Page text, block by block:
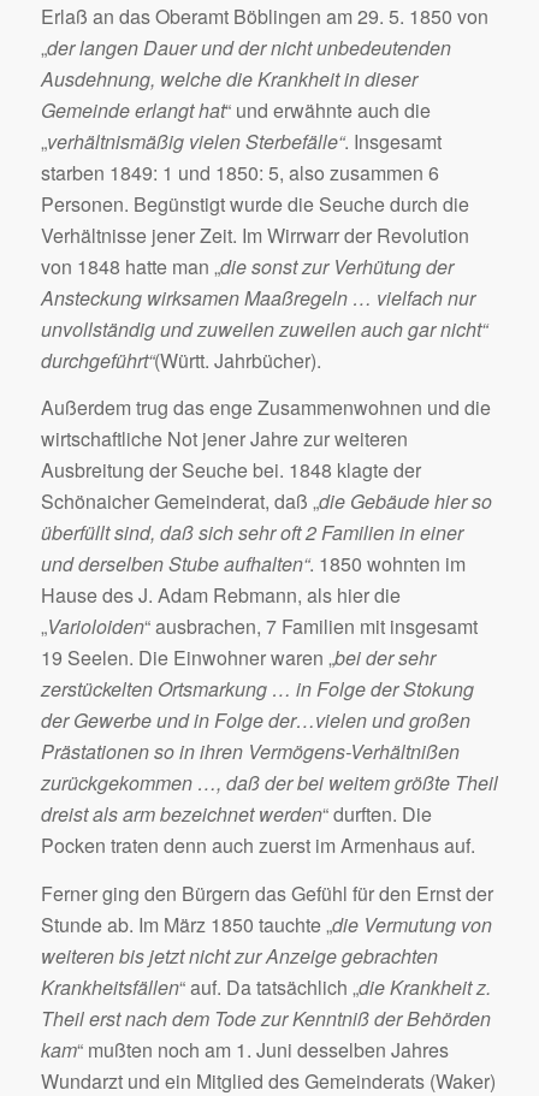
Erlaß an das Oberamt Böblingen am 29. 5. 1850 von
„der langen Dauer und der nicht unbedeutenden
Ausdehnung, welche die Krankheit in dieser
Gemeinde erlangt hat“ und erwähnte auch die
„verhältnismäßig vielen Sterbefälle“. Insgesamt
starben 1849: 1 und 1850: 5, also zusammen 6
Personen. Begünstigt wurde die Seuche durch die
Verhältnisse jener Zeit. Im Wirrwarr der Revolution
von 1848 hatte man „die sonst zur Verhütung der
Ansteckung wirksamen Maaßregeln … vielfach nur
unvollständig und zuweilen zuweilen auch gar nicht“
durchgeführt“(Württ. Jahrbücher).
Außerdem trug das enge Zusammenwohnen und die
wirtschaftliche Not jener Jahre zur weiteren
Ausbreitung der Seuche bei. 1848 klagte der
Schönaicher Gemeinderat, daß „die Gebäude hier so
überfüllt sind, daß sich sehr oft 2 Familien in einer
und derselben Stube aufhalten“. 1850 wohnten im
Hause des J. Adam Rebmann, als hier die
„Varioloiden“ ausbrachen, 7 Familien mit insgesamt
19 Seelen. Die Einwohner waren „bei der sehr
zerstückelten Ortsmarkung … in Folge der Stokung
der Gewerbe und in Folge der…vielen und großen
Prästationen so in ihren Vermögens-Verhältnißen
zurückgekommen …, daß der bei weitem größte Theil
dreist als arm bezeichnet werden“ durften. Die
Pocken traten denn auch zuerst im Armenhaus auf.
Ferner ging den Bürgern das Gefühl für den Ernst der
Stunde ab. Im März 1850 tauchte „die Vermutung von
weiteren bis jetzt nicht zur Anzeige gebrachten
Krankheitsfällen“ auf. Da tatsächlich „die Krankheit z.
Theil erst nach dem Tode zur Kenntniß der Behörden
kam“ mußten noch am 1. Juni desselben Jahres
Wundarzt und ein Mitglied des Gemeinderats (Waker)